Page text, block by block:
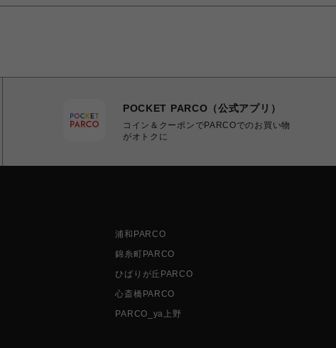
POCKET PARCO（公式アプリ）
コイン＆クーポンでPARCOでのお買い物
がオトクに
浦和PARCO
錦糸町PARCO
ひばりが丘PARCO
心斎橋PARCO
PARCO_ya上野